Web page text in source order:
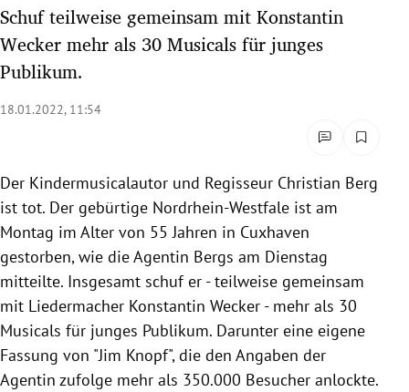
Untermenü
Untermenü
Untermenü
Untermenü
Untermenü
Untermenü
Untermenü
Schuf teilweise gemeinsam mit Konstantin
Wecker mehr als 30 Musicals für junges
Publikum.
18.01.2022, 11:54
Der Kindermusicalautor und Regisseur Christian Berg
ist tot. Der gebürtige Nordrhein-Westfale ist am
Montag im Alter von 55 Jahren in Cuxhaven
gestorben, wie die Agentin Bergs am Dienstag
mitteilte. Insgesamt schuf er - teilweise gemeinsam
mit Liedermacher Konstantin Wecker - mehr als 30
Musicals für junges Publikum. Darunter eine eigene
Fassung von "Jim Knopf", die den Angaben der
Agentin zufolge mehr als 350.000 Besucher anlockte.